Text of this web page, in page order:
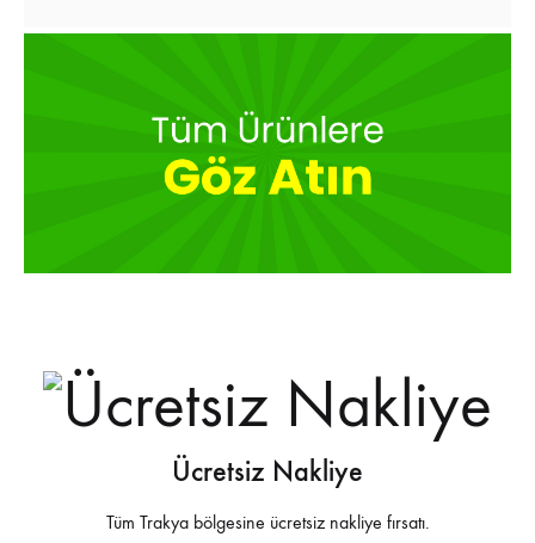
Ücretsiz Nakliye
Tüm Trakya bölgesine ücretsiz nakliye fırsatı.